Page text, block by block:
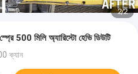
2/2
500 মিলি অ্যারিস্টো হেভি ডিউটি
ক্যান